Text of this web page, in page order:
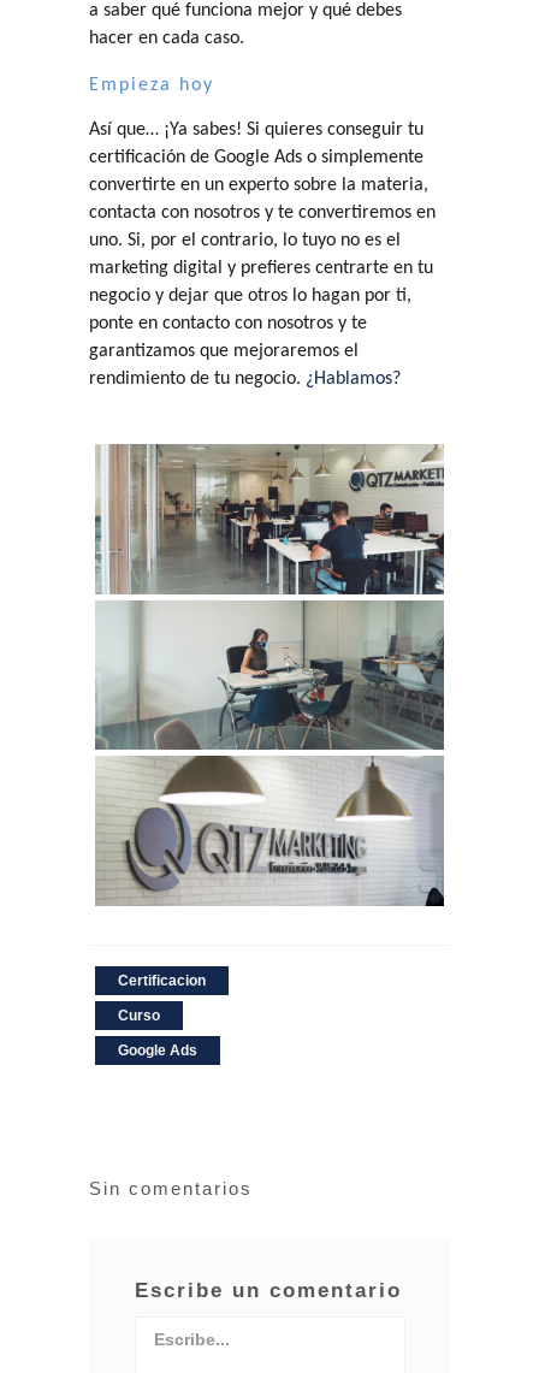
a saber qué funciona mejor y qué debes
hacer en cada caso.
Empieza hoy
Así que… ¡Ya sabes! Si quieres conseguir tu
certificación de Google Ads o simplemente
convertirte en un experto sobre la materia,
contacta con nosotros y te convertiremos en
uno. Si, por el contrario, lo tuyo no es el
marketing digital y prefieres centrarte en tu
negocio y dejar que otros lo hagan por ti,
ponte en contacto con nosotros y te
garantizamos que mejoraremos el
rendimiento de tu negocio. ¿Hablamos?
Certificacion
Curso
Google Ads
Sin comentarios
Escribe un comentario